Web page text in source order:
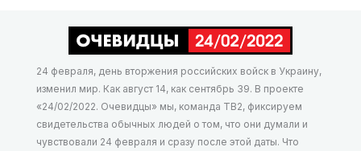
24 февраля, день вторжения российских войск в Украину,
изменил мир. Как август 14, как сентябрь 39. В проекте
«24/02/2022. Очевидцы» мы, команда ТВ2, фиксируем
свидетельства обычных людей о том, что они думали и
чувствовали 24 февраля и сразу после этой даты. Что